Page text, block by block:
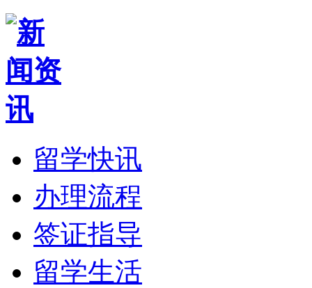
留学快讯
办理流程
签证指导
留学生活